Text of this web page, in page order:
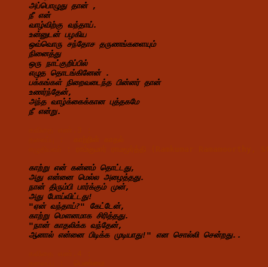
அப்பொழுது தான் ,
நீ என்
வாழ்விற்கு வந்தாய்.
உன்னுடன் பழகிய
ஒவ்வொரு சந்தோச தருணங்களையும்
நினைத்து
ஒரு நாட்குறிப்பில்
எழுத தொடங்கினேன் .
பக்கங்கள் நிறைவடைந்த பின்னர் தான்
உணர்ந்தேன்,
அந்த வாழ்க்கைக்கான புத்தகமே
நீ என்று.
காற்று என் கன்னம் தொட்டது,
அது என்னை மெல்ல அழைத்தது.
நான் திரும்பி பார்க்கும் முன்,
அது போய்விட்டது!
"ஏன் வந்தாய்?" கேட்டேன்,
காற்று மௌனமாக சிரித்தது.
"நான் காதலிக்க வந்தேன்,
ஆனால் என்னை பிடிக்க முடியாது!" என சொல்லி சென்றது..